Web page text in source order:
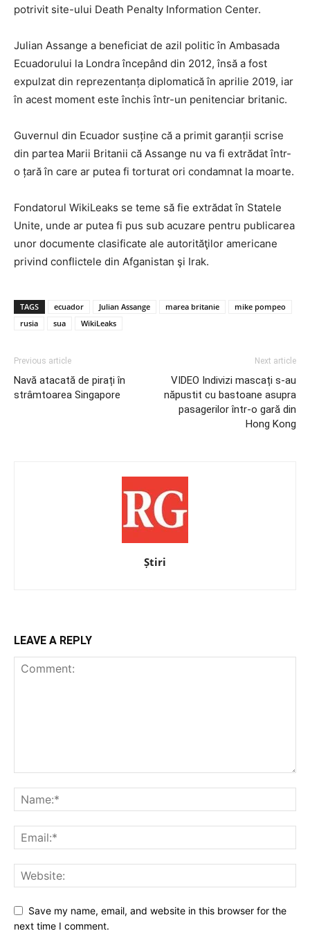
potrivit site-ului Death Penalty Information Center.
Julian Assange a beneficiat de azil politic în Ambasada
Ecuadorului la Londra începând din 2012, însă a fost
expulzat din reprezentanța diplomatică în aprilie 2019, iar
în acest moment este închis într-un penitenciar britanic.
Guvernul din Ecuador susține că a primit garanții scrise
din partea Marii Britanii că Assange nu va fi extrădat într-
o țară în care ar putea fi torturat ori condamnat la moarte.
Fondatorul WikiLeaks se teme să fie extrădat în Statele
Unite, unde ar putea fi pus sub acuzare pentru publicarea
unor documente clasificate ale autorităţilor americane
privind conflictele din Afganistan şi Irak.
TAGS ecuador Julian Assange marea britanie
mike pompeo
rusia
sua WikiLeaks
Previous article
Navă atacată de pirați în
strâmtoarea Singapore
Next article
VIDEO Indivizi mascați s-au
năpustit cu bastoane asupra
pasagerilor într-o gară din
Hong Kong
Știri
LEAVE A REPLY
Save my name, email, and website in this browser for the
next time I comment.